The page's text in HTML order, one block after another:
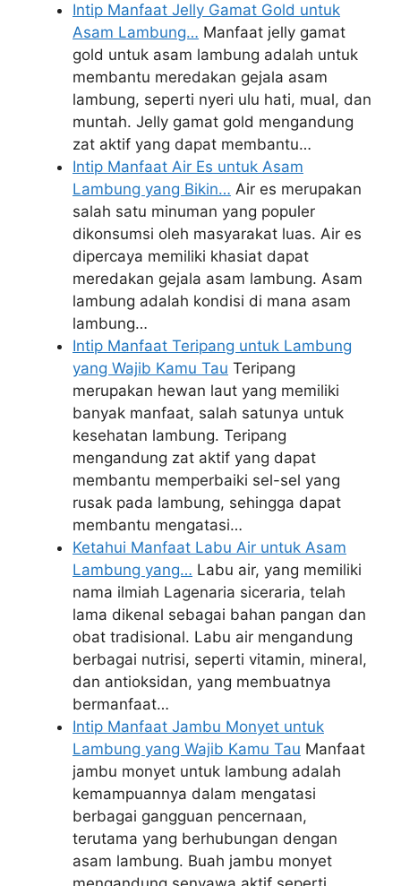
Intip Manfaat Jelly Gamat Gold untuk
Asam Lambung… Manfaat jelly gamat
gold untuk asam lambung adalah untuk
membantu meredakan gejala asam
lambung, seperti nyeri ulu hati, mual, dan
muntah. Jelly gamat gold mengandung
zat aktif yang dapat membantu…
Intip Manfaat Air Es untuk Asam
Lambung yang Bikin… Air es merupakan
salah satu minuman yang populer
dikonsumsi oleh masyarakat luas. Air es
dipercaya memiliki khasiat dapat
meredakan gejala asam lambung. Asam
lambung adalah kondisi di mana asam
lambung…
Intip Manfaat Teripang untuk Lambung
yang Wajib Kamu Tau Teripang
merupakan hewan laut yang memiliki
banyak manfaat, salah satunya untuk
kesehatan lambung. Teripang
mengandung zat aktif yang dapat
membantu memperbaiki sel-sel yang
rusak pada lambung, sehingga dapat
membantu mengatasi…
Ketahui Manfaat Labu Air untuk Asam
Lambung yang… Labu air, yang memiliki
nama ilmiah Lagenaria siceraria, telah
lama dikenal sebagai bahan pangan dan
obat tradisional. Labu air mengandung
berbagai nutrisi, seperti vitamin, mineral,
dan antioksidan, yang membuatnya
bermanfaat…
Intip Manfaat Jambu Monyet untuk
Lambung yang Wajib Kamu Tau Manfaat
jambu monyet untuk lambung adalah
kemampuannya dalam mengatasi
berbagai gangguan pencernaan,
terutama yang berhubungan dengan
asam lambung. Buah jambu monyet